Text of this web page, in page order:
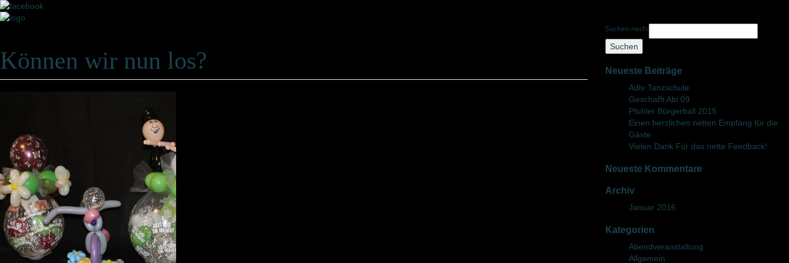
Können wir nun los?
Suchen nach:
Neueste Beiträge
Adtv Tanzschule
Geschafft Abi 09
Pfuhler Bürgerball 2015
Einen herzlichen netten Empfang für die
Gäste
Vielen Dank Für das nette Feedback!
Neueste Kommentare
Archiv
Januar 2016
Kategorien
Abendveranstaltung
Allgemein